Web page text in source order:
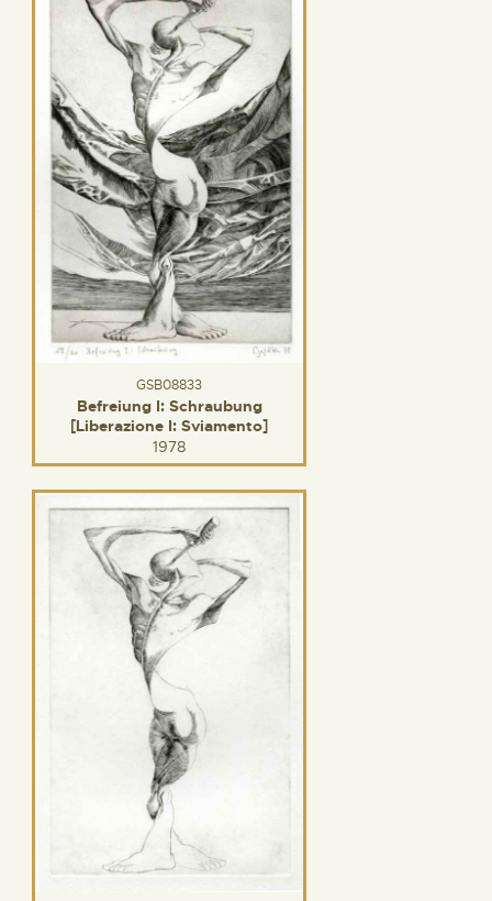
GSB08833
Befreiung I: Schraubung
[Liberazione I: Sviamento]
1978